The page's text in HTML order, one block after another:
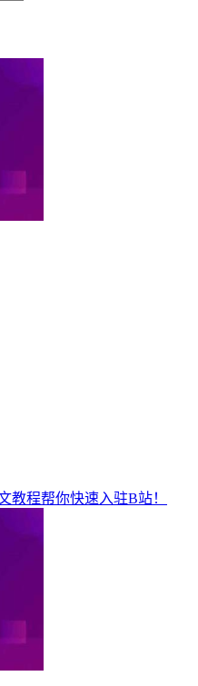
教程帮你快速入驻B站！